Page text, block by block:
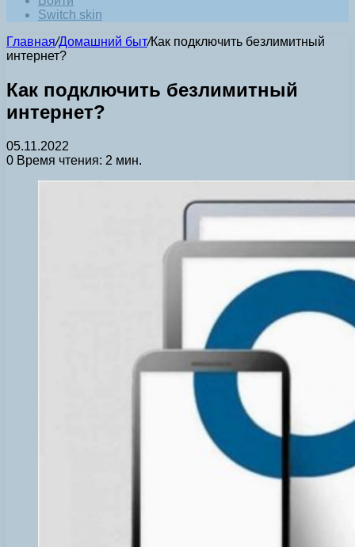
Switch skin
Главная/Домашний быт/Как подключить безлимитный
интернет?
Как подключить безлимитный
интернет?
05.11.2022
0 Время чтения: 2 мин.